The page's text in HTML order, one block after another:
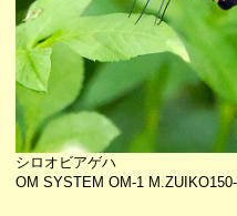
シロオビアゲハ
OM SYSTEM OM-1